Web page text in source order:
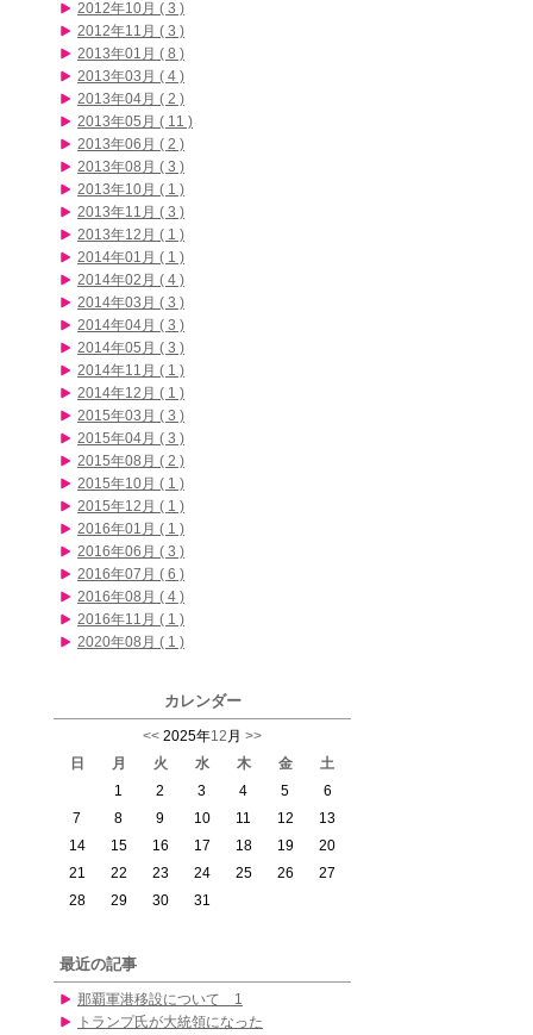
2012年10月 ( 3 )
2012年11月 ( 3 )
2013年01月 ( 8 )
2013年03月 ( 4 )
2013年04月 ( 2 )
2013年05月 ( 11 )
2013年06月 ( 2 )
2013年08月 ( 3 )
2013年10月 ( 1 )
2013年11月 ( 3 )
2013年12月 ( 1 )
2014年01月 ( 1 )
2014年02月 ( 4 )
2014年03月 ( 3 )
2014年04月 ( 3 )
2014年05月 ( 3 )
2014年11月 ( 1 )
2014年12月 ( 1 )
2015年03月 ( 3 )
2015年04月 ( 3 )
2015年08月 ( 2 )
2015年10月 ( 1 )
2015年12月 ( 1 )
2016年01月 ( 1 )
2016年06月 ( 3 )
2016年07月 ( 6 )
2016年08月 ( 4 )
2016年11月 ( 1 )
2020年08月 ( 1 )
カレンダー
<< 2025年12 月 >>
日
月 火 水 木 金
土
1
2 3 4 5
6
7
8 9 10 11 12
13
14
15 16 17 18 19
20
21
22 23 24 25 26
27
28
29 30 31
最近の記事
那覇軍港移設について 1
トランプ氏が大統領になった